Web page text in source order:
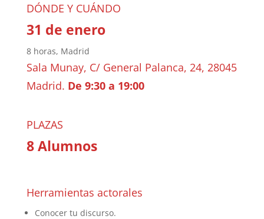
DÓNDE Y CUÁNDO
31 de enero
8 horas, Madrid
Sala Munay, C/ General Palanca, 24, 28045
Madrid. De 9:30 a 19:00
PLAZAS
8 Alumnos
Herramientas actorales
Conocer tu discurso.